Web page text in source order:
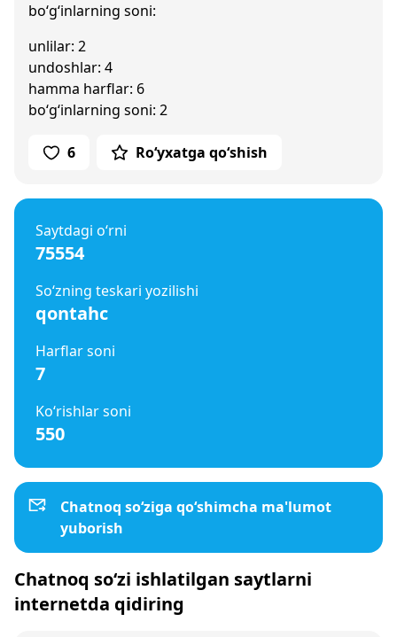
bo‘g‘inlarning soni:
unlilar: 2
undoshlar: 4
hamma harflar: 6
bo‘g‘inlarning soni: 2
6 Ro‘yxatga qo‘shish
Saytdagi o‘rni
75554
So‘zning teskari yozilishi
qontahc
Harflar soni
7
Ko‘rishlar soni
550
Chatnoq so‘ziga qo‘shimcha ma'lumot
yuborish
Chatnoq so‘zi ishlatilgan saytlarni
internetda qidiring